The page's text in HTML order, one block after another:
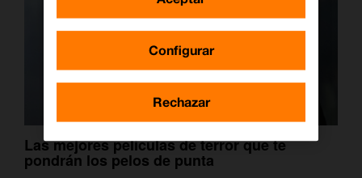
Las mejores películas de terror que te
pondrán los pelos de punta
Configurar
Rechazar